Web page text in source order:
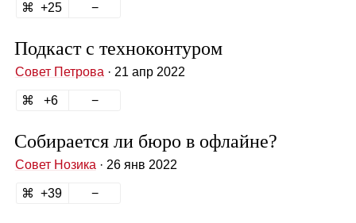
25
Подкаст с техноконтуром
Совет Петрова · 21 апр 2022
6
Собирается ли бюро в офлайне?
Совет Нозика · 26 янв 2022
39